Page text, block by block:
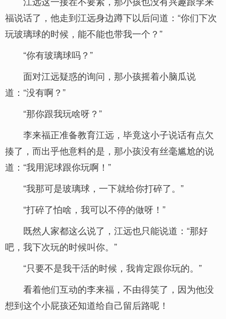
福说话了，他走到江远身边蹲下以后问道：“你们下次
玩玻璃球的时候，能不能也带我一个？”
“你有玻璃球吗？”
面对江远疑惑的询问，那小孩摇着小脑瓜说
道：“没有啊？”
“那你跟我玩啥呀？”
李来福正准备教育江远，毕竟这小子说话有点欠
揍了，而出乎他意料的是，那小孩没有丝毫尴尬的说
道：“我用泥球跟你玩啊！”
“我那可是玻璃球，一下就给你打碎了。”
“打碎了怕啥，我可以不停的做呀！”
既然人家都这么说了，江远也只能说道：“那好
吧，我下次玩的时候叫你。”
“只要不是我干活的时候，我肯定跟你玩的。”
看着他们互动的李来福，不由得笑了，因为他没
想到这个小屁孩还知道给自己留后路呢！